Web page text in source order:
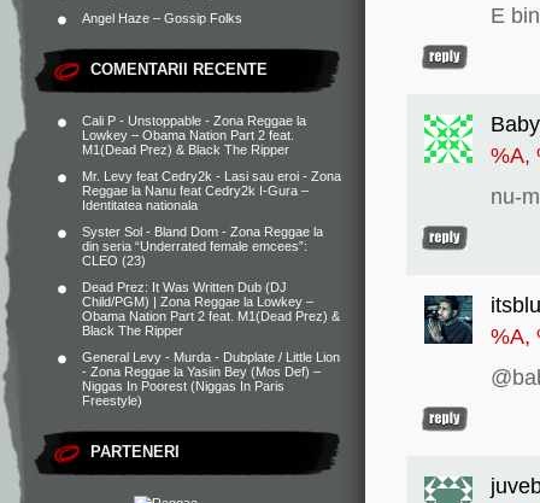
Angel Haze – Gossip Folks
COMENTARII RECENTE
Cali P - Unstoppable - Zona Reggae la
Lowkey – Obama Nation Part 2 feat.
M1(Dead Prez) & Black The Ripper
Mr. Levy feat Cedry2k - Lasi sau eroi - Zona
Reggae la Nanu feat Cedry2k I-Gura –
Identitatea nationala
Syster Sol - Bland Dom - Zona Reggae la
din seria “Underrated female emcees”:
CLEO (23)
Dead Prez: It Was Written Dub (DJ
Child/PGM) | Zona Reggae la Lowkey –
Obama Nation Part 2 feat. M1(Dead Prez) &
Black The Ripper
General Levy - Murda - Dubplate / Little Lion
- Zona Reggae la Yasiin Bey (Mos Def) –
Niggas In Poorest (Niggas In Paris
Freestyle)
PARTENERI
E
%A,
nu-
itsblu
%A,